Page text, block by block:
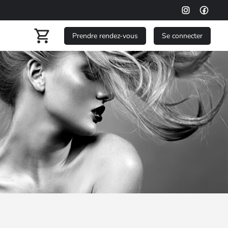
Prendre rendez-vous Se connecter